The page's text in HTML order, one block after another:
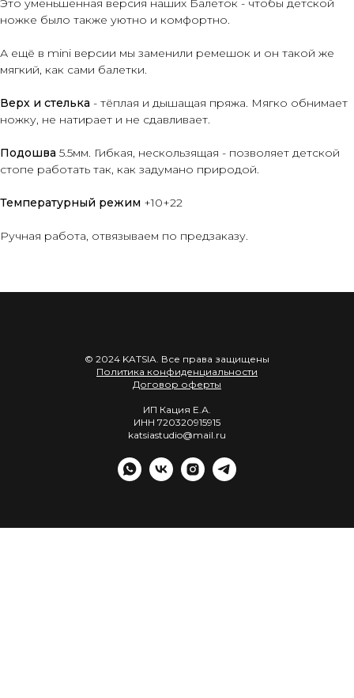
Это уменьшенная версия наших Балеток - чтобы детской
ножке было также уютно и комфортно.
А ещё в mini версии мы заменили ремешок и он такой же
мягкий, как сами балетки.
Верх и стелька - тёплая и дышащая пряжа. Мягко обнимает
ножку, не натирает и не сдавливает.
Подошва 5.5мм. Гибкая, нескользящая - позволяет детской
стопе работать так, как задумано природой.
Температурный режим +10+22
Ручная работа, отвязываем по предзаказу.
© 2024 KATSIA. Все права защищены
Политика конфиденциальности
Договор оферты
ИП Кация Е.А.
ИНН 720320915915
katsiastudio@mail.ru